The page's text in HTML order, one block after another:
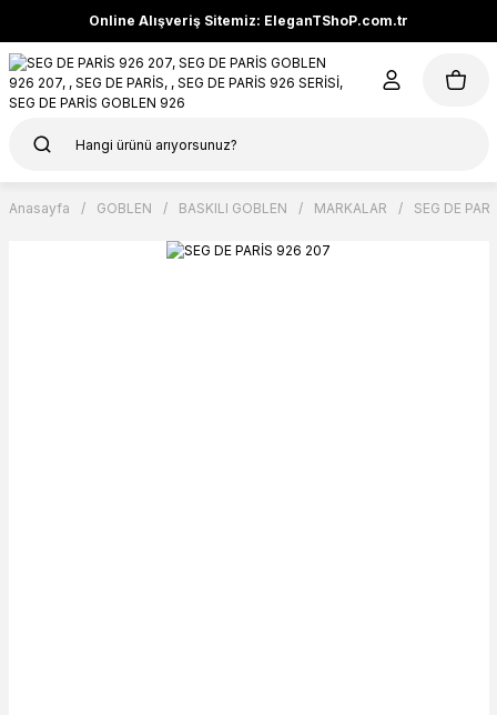
Online Alışveriş Sitemiz: EleganTShoP.com.tr
Anasayfa GOBLEN BASKILI GOBLEN MARKALAR SEG DE